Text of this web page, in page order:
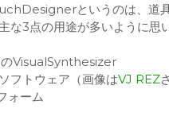
というのは、道
な3点の用途が多いように思
のVisualSynthesizer
フトウェア（画像はVJ REZ
ォーム